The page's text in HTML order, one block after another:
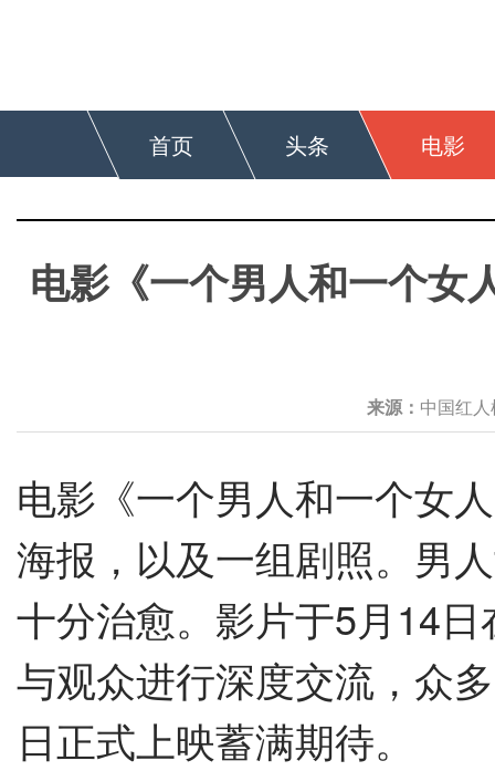
首页 头条 电影
电影《一个男人和一个女
来源： 中国红
电影《一个男人和一个女
海报，以及一组剧照。男
十分治愈。影片于5月14
与观众进行深度交流，众
日正式上映蓄满期待。